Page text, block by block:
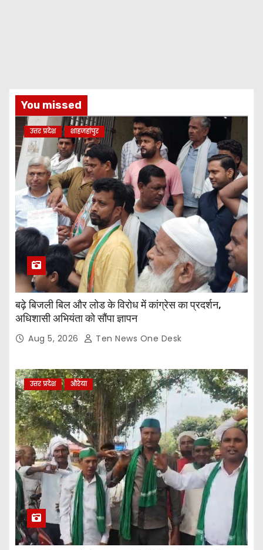
You missed
उत्तर प्रदेश शाहजहांपुर
बढ़े बिजली बिल और लोड के विरोध में कांग्रेस का प्रदर्शन,
अधिशासी अभियंता को सौंपा ज्ञापन
Aug 5, 2026 Ten News One Desk
उत्तर प्रदेश औरेया